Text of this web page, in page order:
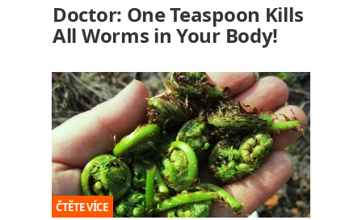
Doctor: One Teaspoon Kills
All Worms in Your Body!